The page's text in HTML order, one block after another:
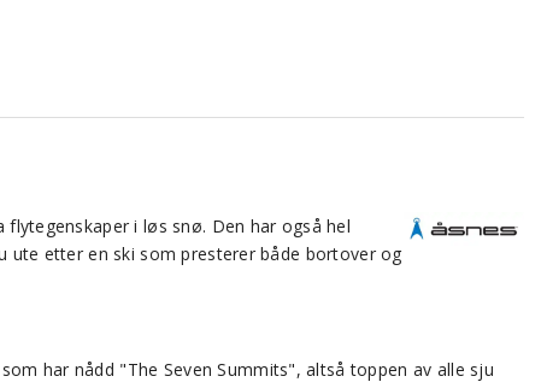
i løs snø. Den har også hel
ute etter en ski som presterer både bortover og
har nådd "The Seven Summits", altså toppen av alle sju